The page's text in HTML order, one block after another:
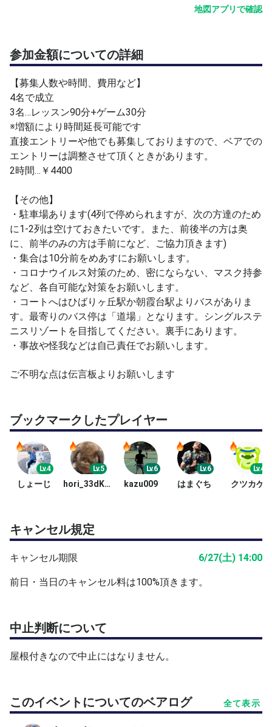
●ベテラン
現役時代約6年間毎週プライベートレッスンを受けていた
コーチは、元ATPランカーでS級エリートコーチというハ
イスペックな方でした。日本のトップ選手のコーチをした
り、日本テニス協会のコーチとして、トップジュニアを海
外遠征に連れていくような方でした。自分はその方に、
「トップ選手のリアルなテニスを学びたい」という思い
そこで教わったことを自分なりの解釈と言葉でお伝えしま
す！
地図アプリで確認
参加金額についての詳細
【募集人数や時間、費用など】
4名で成立
3名…レッスン90分+ゲーム30分
※増額により時間延長可能です
直接エントリーや他でも募集しておりますので、ベアでの
エントリーは調整させて頂くときがあります。
2時間…￥4400
【その他】
・駐車場あります(4列で停められますが、次の方達のため
に1-2列は空けておきたいです。また、前後半の方は奥
に、前半のみの方は手前になど、ご協力頂きます)
・集合は10分前をめあすにお願いします。
・コロナウイルス対策のため、密にならない、マスク持参
など、各自可能な対策をお願いします。
・コートへはひばりヶ丘駅か朝霞台駅よりバスがありま
す。最寄りのバス停は「道場」となります。シングルステ
ニスリゾートを目指してください。裏手にあります。
・事故や怪我などは自己責任でお願いします。
ご不明な点は伝言板よりお願いします
ブックマークしたプレイヤー
Lv.4
しょーじ
Lv.5
hori_33dKNH
Lv.6
kazu009
Lv.6
はまぐち
Lv.4
クツカケ
キャンセル規定
キャンセル期限 6/27(土) 14:00
前日・当日のキャンセル料は100%頂きます。
中止判断について
屋根付きなので中止にはなりません。
このイベントについてのベアログ 全て表示